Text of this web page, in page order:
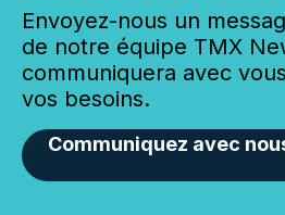
Envoyez-nous un
de notre équipe TMX
communiquera avec
vos besoins.
Communiquez avec